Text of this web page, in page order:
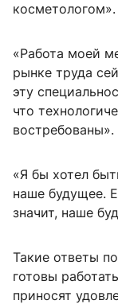
косметологом».
«Работа моей
рынке труда
эту
что
востребованы».
«Я бы хотел
наше будущее.
значит, наше
Такие ответы
готовы
приносят